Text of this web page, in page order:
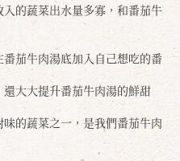
的蔬菜出水量多寡，和番茄牛
茄牛肉湯底加入自己想吃的番
大大提升番茄牛肉湯的鮮甜
的蔬菜之一，是我們番茄牛肉